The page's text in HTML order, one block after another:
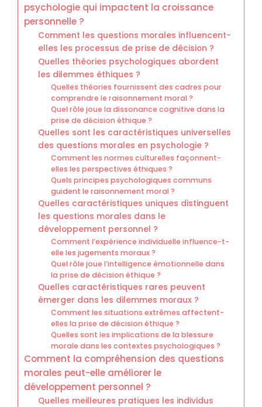
psychologie qui impactent la croissance
personnelle ?
Comment les questions morales influencent-
elles les processus de prise de décision ?
Quelles théories psychologiques abordent
les dilemmes éthiques ?
Quelles théories fournissent des cadres pour
comprendre le raisonnement moral ?
Quel rôle joue la dissonance cognitive dans la
prise de décision éthique ?
Quelles sont les caractéristiques universelles
des questions morales en psychologie ?
Comment les normes culturelles façonnent-
elles les perspectives éthiques ?
Quels principes psychologiques communs
guident le raisonnement moral ?
Quelles caractéristiques uniques distinguent
les questions morales dans le
développement personnel ?
Comment l’expérience individuelle influence-t-
elle les jugements moraux ?
Quel rôle joue l’intelligence émotionnelle dans
la prise de décision éthique ?
Quelles caractéristiques rares peuvent
émerger dans les dilemmes moraux ?
Comment les situations extrêmes affectent-
elles la prise de décision éthique ?
Quelles sont les implications de la blessure
morale dans les contextes psychologiques ?
Comment la compréhension des questions
morales peut-elle améliorer le
développement personnel ?
Quelles meilleures pratiques les individus